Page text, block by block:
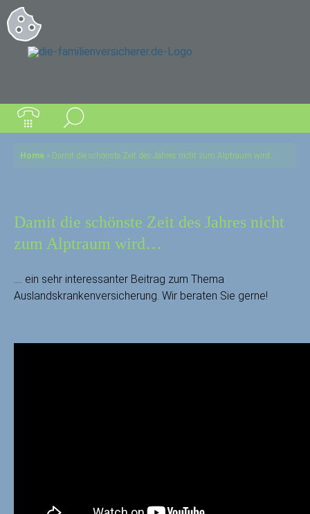
Home » Damit die schönste Zeit des Jahres nicht zum Alptraum wird…
Damit die schönste Zeit des Jahres nicht
zum Alptraum wird…
…. ein sehr interessanter Beitrag zum Thema
Auslandskrankenversicherung. Wir beraten Sie gerne!